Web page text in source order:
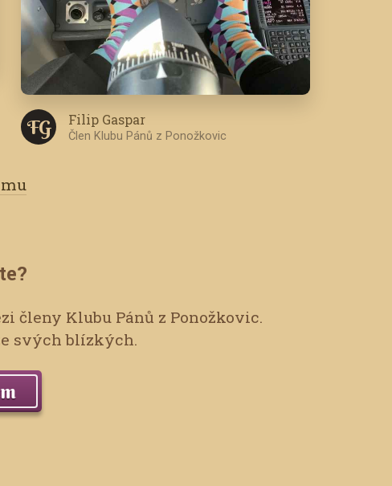
F G Filip Gaspar
Člen Klubu Pánů z Ponožkovic
členy Klubu Pánů z Ponožkovic.
svých blízkých.